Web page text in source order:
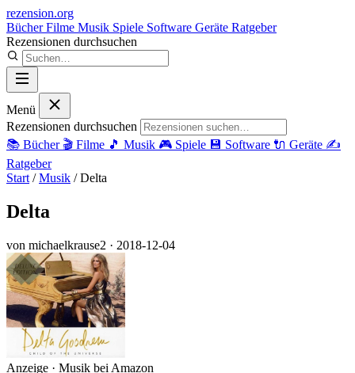
rezension.org
BücherFilme Musik Spiele Software Geräte Ratgeber
Rezensionen durchsuchen
Menü
Rezensionen durchsuchen
📚 Bücher 🎬 Filme 🎵 Musik 🎮 Spiele 💾 Software 🔌 Geräte ✍️
Ratgeber
Start / Musik / Delta
Delta
von michaelkrause2 · 2018-12-04
Anzeige · Musik bei Amazon